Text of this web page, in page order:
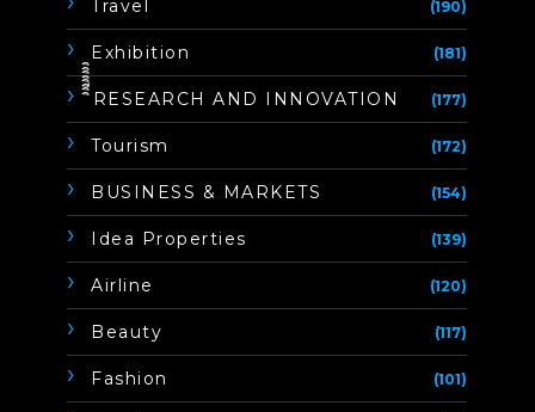
Travel (190)
Exhibition (181)
ิิีิิิิิRESEARCH AND INNOVATION (177)
Tourism (172)
BUSINESS & MARKETS (154)
Idea Properties (139)
Airline (120)
Beauty (117)
Fashion (101)